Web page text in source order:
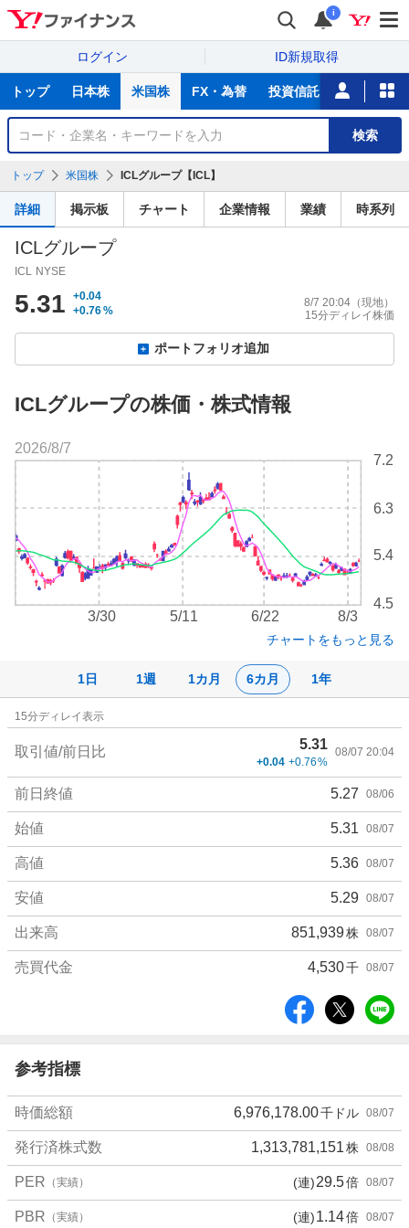
i
ログイン ID新規取得
サ
トップ 日本株 米国株 FX・為替 投資信託 ニュース
銘
検
索
検索
トップ 米国株 ICLグループ【ICL】
詳細 掲示板 チャート 企業情報 業績 時系列
ICLグループ
ICL NYSE
5.31
+0.04
+0.76%
8/7 20:04 （現地）
15分ディレイ株価
ポートフォリオ追加
ICLグループの株価・株式情報
1日 1週 1カ月 6カ月 1年
4.5
5.4
6.3
7.2
3/30 5/11 6/22 8/3
2026/8/7
チャートをもっと見る
価
15分ディレイ表示
取引値/前日比 5.31
+0.04 +0.76%
08/07 20:04
前日終値 5.27 08/06
始値 5.31 08/07
高値 5.36 08/07
安値 5.29 08/07
出来高 851,939株 08/07
売買代金 4,530千 08/07
ア
参考指標
時価総額 6,976,178.00千ドル 08/07
発行済株式数 1,313,781,151株 08/08
PER （実績） (連)29.5倍 08/07
PBR （実績） (連)1.14倍 08/07